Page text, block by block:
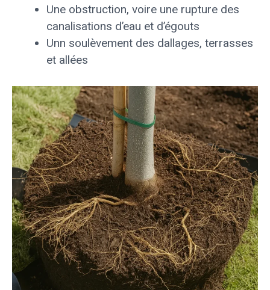
Une obstruction, voire une rupture des
canalisations d’eau et d’égouts
Unn soulèvement des dallages, terrasses
et allées